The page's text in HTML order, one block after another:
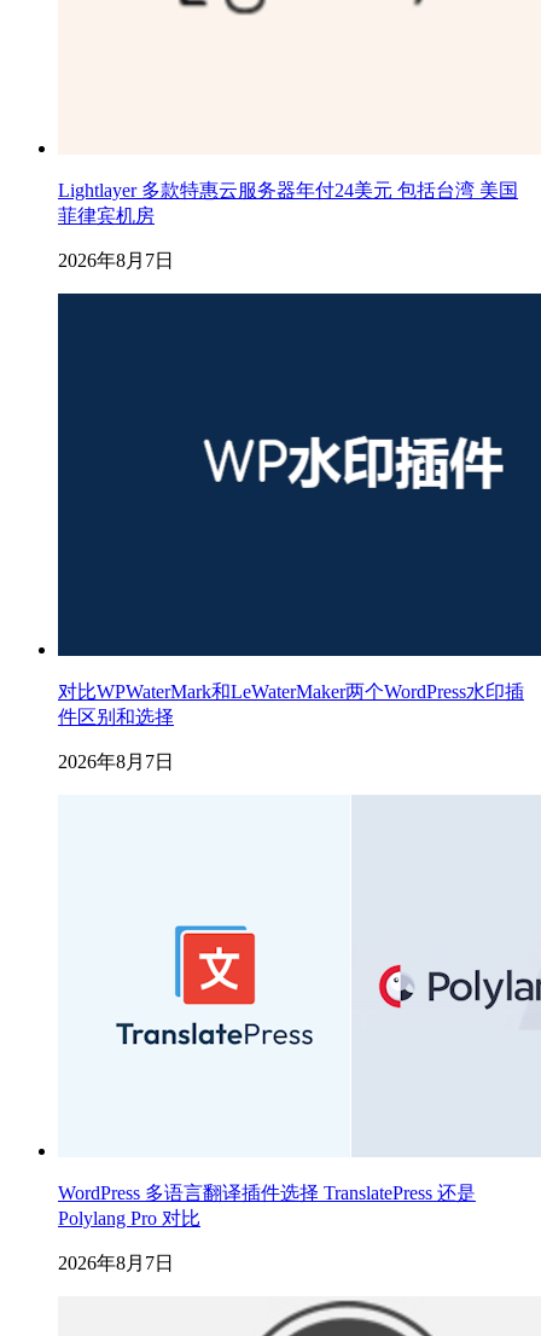
Lightlayer 多款特惠云服务器年付24美元 包括台湾 美国
菲律宾机房
2026年8月7日
对比WPWaterMark和LeWaterMaker两个WordPress水印插
件区别和选择
2026年8月7日
WordPress 多语言翻译插件选择 TranslatePress 还是
Polylang Pro 对比
2026年8月7日